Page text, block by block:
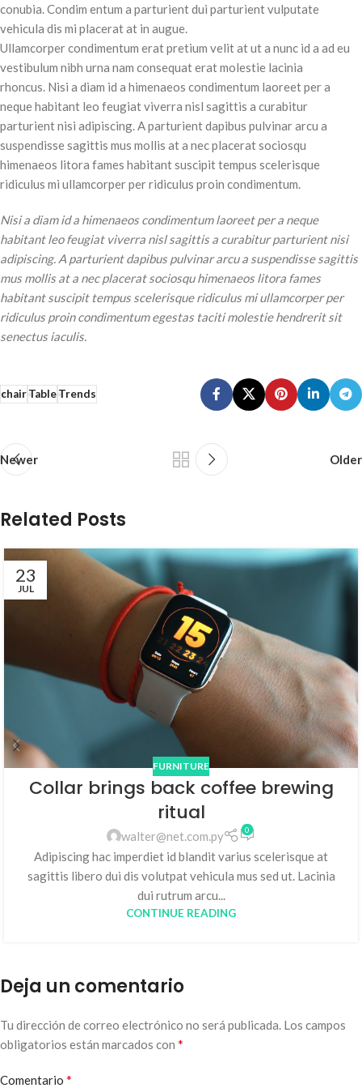
conubia. Condim entum a parturient dui parturient vulputate
vehicula dis mi placerat at in augue.
Ullamcorper condimentum erat pretium velit at ut a nunc id a ad eu
vestibulum nibh urna nam consequat erat molestie lacinia
rhoncus. Nisi a diam id a himenaeos condimentum laoreet per a
neque habitant leo feugiat viverra nisl sagittis a curabitur
parturient nisi adipiscing. A parturient dapibus pulvinar arcu a
suspendisse sagittis mus mollis at a nec placerat sociosqu
himenaeos litora fames habitant suscipit tempus scelerisque
ridiculus mi ullamcorper per ridiculus proin condimentum.
Nisi a diam id a himenaeos condimentum laoreet per a neque
habitant leo feugiat viverra nisl sagittis a curabitur parturient nisi
adipiscing. A parturient dapibus pulvinar arcu a suspendisse sagittis
mus mollis at a nec placerat sociosqu himenaeos litora fames
habitant suscipit tempus scelerisque ridiculus mi ullamcorper per
ridiculus proin condimentum egestas taciti molestie hendrerit sit
senectus iaculis.
chairTableTrends
Newer Older
Related Posts
23
JUL
FURNITURE
Collar brings back coffee brewing
ritual
walter@net.com.py 0
Adipiscing hac imperdiet id blandit varius scelerisque at
sagittis libero dui dis volutpat vehicula mus sed ut. Lacinia
dui rutrum arcu...
CONTINUE READING
Deja un comentario
Tu dirección de correo electrónico no será publicada. Los campos
obligatorios están marcados con *
Comentario *